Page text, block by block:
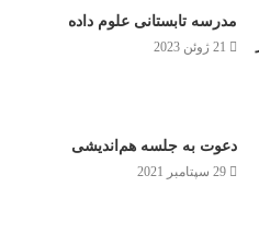
مدرسه تابستانی علوم داده
21 ژوئن 2023
دعوت به جلسه هم‌اندیشی
29 سپتامبر 2021